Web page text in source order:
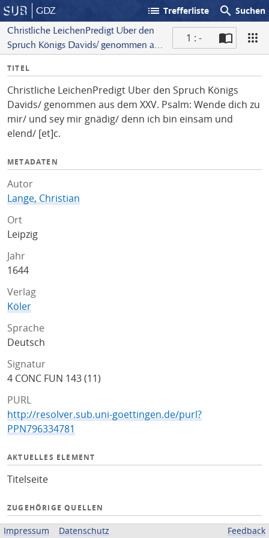
GDZ list Trefferliste search Suchen
Christliche LeichenPredigt Uber den
Spruch Königs Davids/ genommen aus
und sey mir gnädig/ denn ich bin
einsam und elend/ [et]c.
1 : -
I
f
o
TITEL
Christliche LeichenPredigt Uber den Spruch Königs
Davids/ genommen aus dem XXV. Psalm: Wende dich zu
mir/ und sey mir gnädig/ denn ich bin einsam und
elend/ [et]c.
METADATEN
Autor
Lange, Christian
Ort
Leipzig
Jahr
1644
Verlag
Köler
Sprache
Deutsch
Signatur
4 CONC FUN 143 (11)
PURL
http://resolver.sub.uni-goettingen.de/purl?
PPN796334781
AKTUELLES ELEMENT
Titelseite
ZUGEHÖRIGE QUELLEN
OPAC
Impressum Datenschutz Feedback